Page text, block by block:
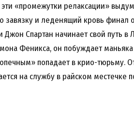
«промежутки релаксации»
и леденящий кровь финал
Спартан начинает свой путь в
Феникса, он побуждает маньяка
попадает в крио-тюрьму.
на службу в райском